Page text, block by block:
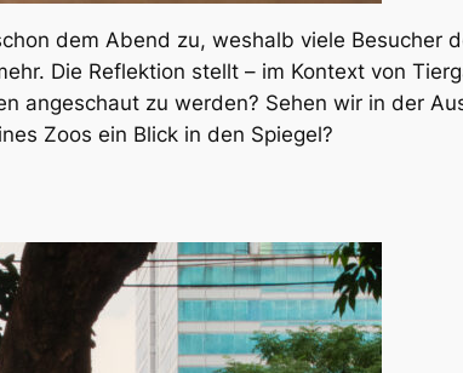
dem Abend zu, weshalb viele Besucher
Die Reflektion stellt – im Kontext von
angeschaut zu werden? Sehen wir in der
Zoos ein Blick in den Spiegel?